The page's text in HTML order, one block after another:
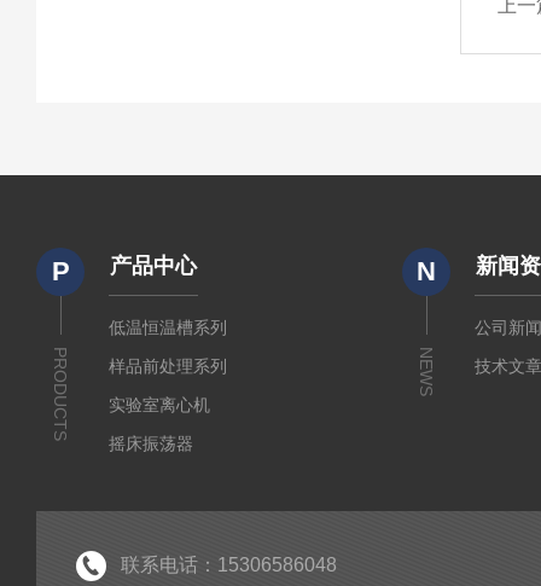
上
P
PRODUCTS
产品中心
低温恒温槽系列
样品前处理系列
实验室离心机
摇床振荡器
N
NEWS
新闻
公司新
技术文
联系电话：15306586048